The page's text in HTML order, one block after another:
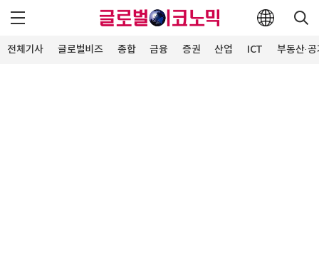
전체기사 글로벌비즈 종합 금융 증권 산업 ICT 부동산·